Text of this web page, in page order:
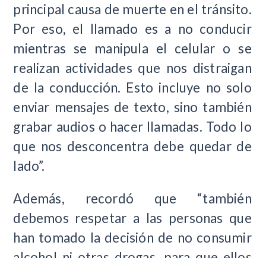
principal causa de muerte en el tránsito.
Por eso, el llamado es a no conducir
mientras se manipula el celular o se
realizan actividades que nos distraigan
de la conducción. Esto incluye no solo
enviar mensajes de texto, sino también
grabar audios o hacer llamadas. Todo lo
que nos desconcentra debe quedar de
lado”.
Además, recordó que “también
debemos respetar a las personas que
han tomado la decisión de no consumir